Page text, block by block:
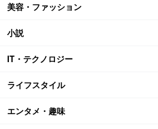
美容・ファッション
小説
IT・テクノロジー
ライフスタイル
エンタメ・趣味